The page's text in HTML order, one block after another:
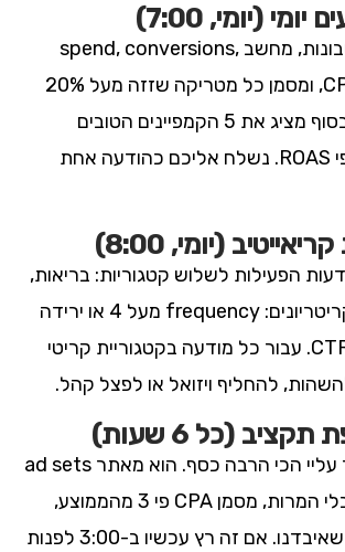
(יומי, 7:00)
סוקר את כל החשבונות, מחשב spend, conversions,
ROAS, CPA ו-CPM, ומסמן כל מטריקה שזזה מעל 20%
מהממוצע שבועי. בסוף מציג את 5 הקמפיינים הטובים
והגרועים ביותר לפי ROAS. נשלח אליכם כהודעה אחת
(יומי, 8:00)
הפעילות לשלוש קטגוריות: בריאות,
אזהרה וקריטי. הקריטריונים: frequency מעל 4 או ירידה
של מעל 20% ב-CTR. עבור כל מודעה בקטגוריית קריטי
להחליף ויזואל או לפצל קהל.
(כל 6 שעות)
זה ה-task ששמר עליי הכי הרבה כסף. הוא מאתר ad sets
ששורפים תקציב בלי המרות, מסמן CPA פי 3 מהממוצע,
ומדרג לפי הסכום שאיבדנו. אם זה רץ עכשיו ב-3:00 לפנות